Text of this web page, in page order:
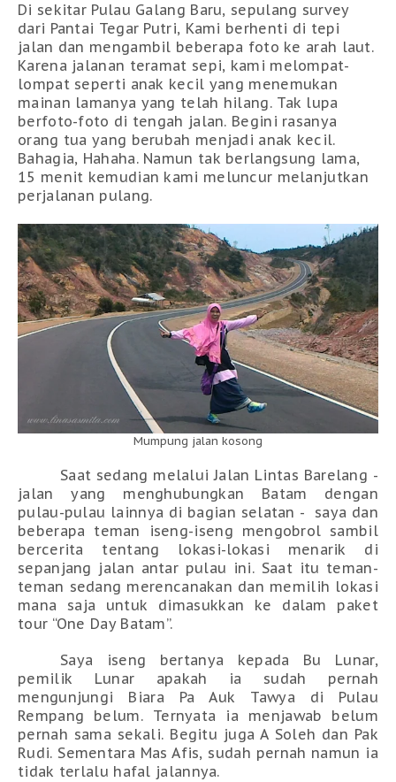
Di sekitar Pulau Galang Baru, sepulang survey
dari Pantai Tegar Putri, Kami berhenti di tepi
jalan dan mengambil beberapa foto ke arah laut.
Karena jalanan teramat sepi, kami melompat-
lompat seperti anak kecil yang menemukan
mainan lamanya yang telah hilang. Tak lupa
berfoto-foto di tengah jalan. Begini rasanya
orang tua yang berubah menjadi anak kecil.
Bahagia, Hahaha. Namun tak berlangsung lama,
15 menit kemudian kami meluncur melanjutkan
perjalanan pulang.
Mumpung jalan kosong
Saat sedang melalui Jalan Lintas Barelang -
jalan yang menghubungkan Batam dengan
pulau-pulau lainnya di bagian selatan -
saya dan
beberapa teman iseng-iseng mengobrol sambil
bercerita tentang lokasi-lokasi menarik di
sepanjang jalan antar pulau ini. Saat itu teman-
teman sedang merencanakan dan memilih lokasi
mana saja untuk dimasukkan ke dalam paket
tour “One Day Batam”.
Saya iseng bertanya kepada Bu Lunar,
pemilik Lunar apakah ia sudah pernah
mengunjungi Biara Pa Auk Tawya di Pulau
Rempang belum. Ternyata ia menjawab belum
pernah sama sekali. Begitu juga A Soleh dan Pak
Rudi. Sementara Mas Afis, sudah pernah namun ia
tidak terlalu hafal jalannya.